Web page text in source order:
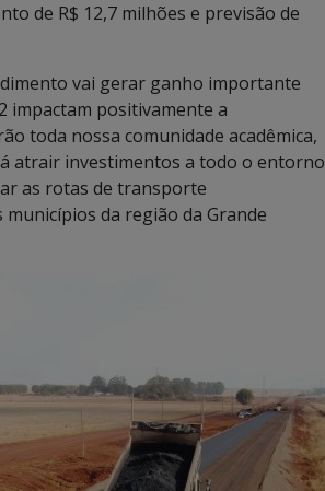
de R$ 12,7 milhões e previsão de
vai gerar ganho importante
impactam positivamente a
toda nossa comunidade acadêmica,
atrair investimentos a todo o entorno
as rotas de transporte
da região da Grande